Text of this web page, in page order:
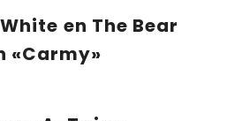
en The Bear
«Carmy»